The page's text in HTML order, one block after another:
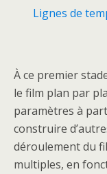
Lignes de
À ce premier
le film plan par
paramètres à
construire
déroulement du
multiples, en